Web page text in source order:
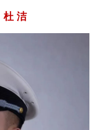
杜 洁